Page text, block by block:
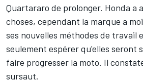
Quartararo de prolonger. Honda a
choses, cependant la marque a
ses nouvelles méthodes de travail
seulement espérer qu'elles seront
faire progresser la moto. Il
sursaut.